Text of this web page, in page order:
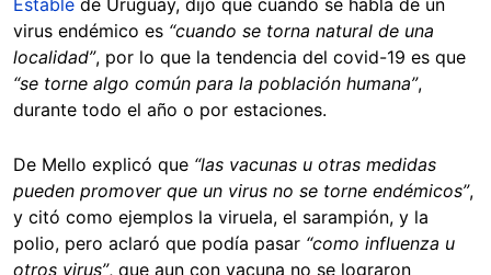
Estable de Uruguay, dijo que cuando se habla de un
virus endémico es “cuando se torna natural de una
localidad”, por lo que la tendencia del covid-19 es que
“se torne algo común para la población humana”,
durante todo el año o por estaciones.
De Mello explicó que “las vacunas u otras medidas
pueden promover que un virus no se torne endémicos”,
y citó como ejemplos la viruela, el sarampión, y la
polio, pero aclaró que podía pasar “como influenza u
otros virus”, que aun con vacuna no se lograron